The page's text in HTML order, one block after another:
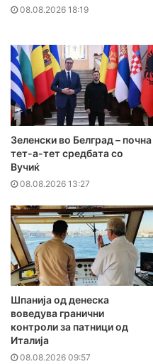
08.08.2026 18:19
Зеленски во Белград – почна
тет-а-тет средбата со
Вучиќ
08.08.2026 13:27
Шпанија од денеска
воведува гранични
контроли за патници од
Италија
08.08.2026 09:57